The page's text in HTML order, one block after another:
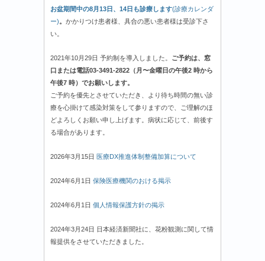
お盆期間中の8月13日、14日も診療します(診療カレンダ
ー)。 かかりつけ患者様、具合の悪い患者様は受診下さ
い。
2021年10月29日 予約制を導入しました。 ご予約は、窓
口または電話03-3491-2822（月〜金曜日の午後2 時から
午後7 時）でお願いします。
ご予約を優先とさせていただき、より待ち時間の無い診
療を心掛けて感染対策をして参りますので、ご理解のほ
どよろしくお願い申し上げます。病状に応じて、前後す
る場合があります。
2026年3月15日 医療DX推進体制整備加算について
2024年6月1日 保険医療機関のおける掲示
2024年6月1日 個人情報保護方針の掲示
2024年3月24日 日本経済新聞社に、花粉観測に関して情
報提供をさせていただきました。